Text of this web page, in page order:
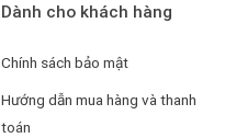
Dành cho khách hàng
Chính sách bảo mật
Hướng dẫn mua hàng và thanh
toán